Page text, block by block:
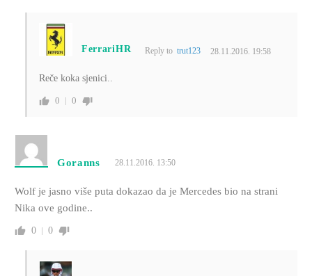
FerrariHR Reply totrut123 28.11.2016. 19:58
Reče koka sjenici..
0 0
Goranns 28.11.2016. 13:50
Wolf je jasno više puta dokazao da je Mercedes bio na strani
Nika ove godine..
0 0